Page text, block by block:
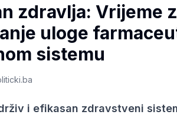
zdravlja: Vrijeme
uloge
sistemu
i efikasan zdravstveni